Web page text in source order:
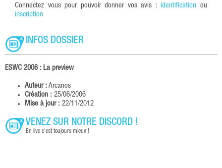
Connectez vous pour pouvoir donner vos avis : identification ou
inscription
INFOS DOSSIER
ESWC 2006 : La preview
Auteur : Arcanos
Création : 25/06/2006
Mise à jour : 22/11/2012
VENEZ SUR NOTRE DISCORD !
En live c'est toujours mieux !